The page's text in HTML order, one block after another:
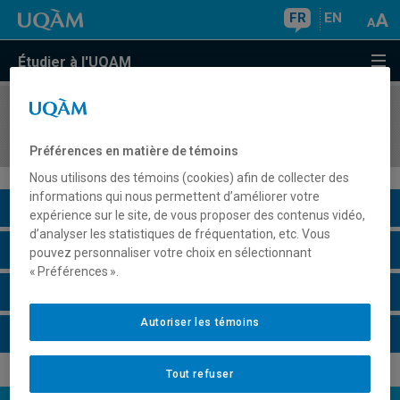
FR EN
Étudier à l'UQAM
COURS//
Description du cours
Horaire - Été 2026
Préférences en matière de témoins
Nous utilisons des témoins (cookies) afin de collecter des
informations qui nous permettent d’améliorer votre
expérience sur le site, de vous proposer des contenus vidéo,
d’analyser les statistiques de fréquentation, etc. Vous
pouvez personnaliser votre choix en sélectionnant
« Préférences ».
Tout refuser
Autoriser les témoins